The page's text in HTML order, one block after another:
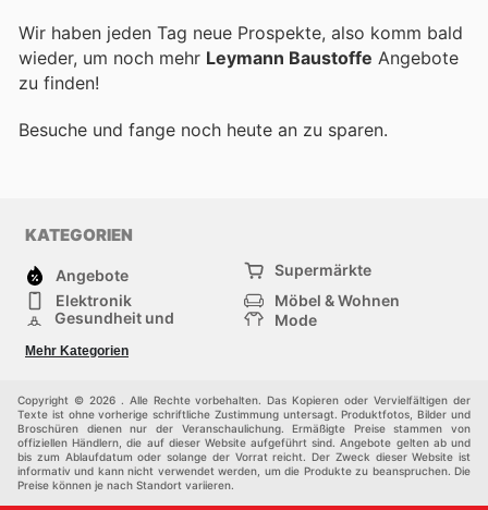
Wir haben jeden Tag neue Prospekte, also komm bald
wieder, um noch mehr Leymann Baustoffe Angebote
zu finden!
Besuche und fange noch heute an zu sparen.
KATEGORIEN
Angebote
Supermärkte
Elektronik
Möbel & Wohnen
Gesundheit und
Mode
Sportartikel und
Sportbekleidung
Einkaufzentren
Andere
Mehr Kategorien
Copyright © 2026 . Alle Rechte vorbehalten. Das Kopieren oder Vervielfältigen der
Texte ist ohne vorherige schriftliche Zustimmung untersagt. Produktfotos, Bilder und
Broschüren dienen nur der Veranschaulichung. Ermäßigte Preise stammen von
offiziellen Händlern, die auf dieser Website aufgeführt sind. Angebote gelten ab und
bis zum Ablaufdatum oder solange der Vorrat reicht. Der Zweck dieser Website ist
informativ und kann nicht verwendet werden, um die Produkte zu beanspruchen. Die
Preise können je nach Standort variieren.